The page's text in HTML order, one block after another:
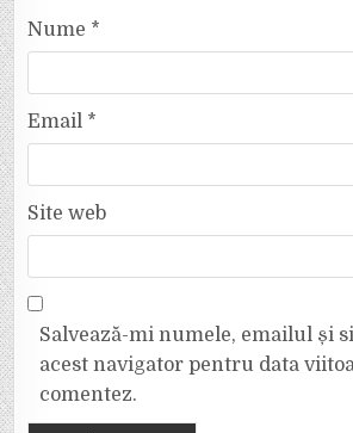
Nume *
Email *
Site web
Salvează-mi numele, emailul și
acest navigator pentru data
comentez.